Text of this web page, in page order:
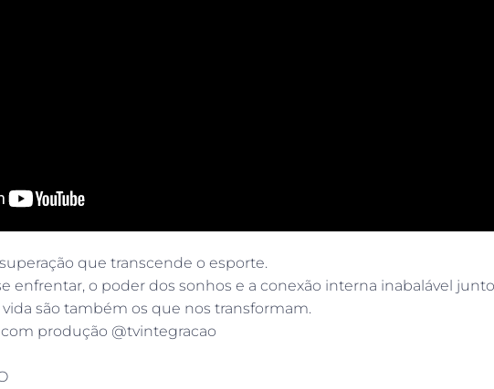
que transcende o esporte.
enfrentar, o poder dos sonhos e a conexão interna inabalável
são também os que nos transformam.
produção @tvintegracao